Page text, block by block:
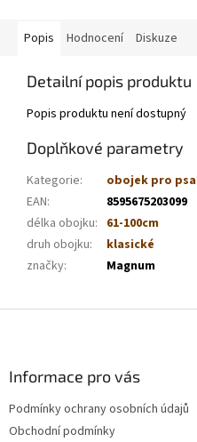
Popis Hodnocení Diskuze
Detailní popis produktu
Popis produktu není dostupný
Doplňkové parametry
Kategorie:
obojek pro psa
EAN:
8595675203099
délka obojku: 61-100cm
druh obojku:
klasické
značky: Magnum
Informace pro vás
Podmínky ochrany osobních údajů
Obchodní podmínky